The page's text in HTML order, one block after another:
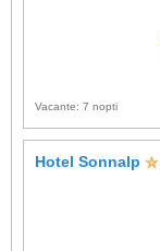
Vacante: 7 nopti
Hotel Sonnalp